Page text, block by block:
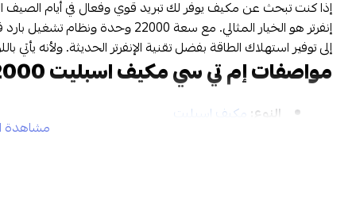
إنفرتر هو الخيار المثالي. مع سعة
إلى توفير استهلاك الطاقة بفضل تقنية الإنفرتر الحديثة. ولأنه
مواصفات إم تي سي مكيف اسبليت 22000 وحدة بارد فقط - إنفرتر:
النوع: مكيف اسبليت
مشاهدة